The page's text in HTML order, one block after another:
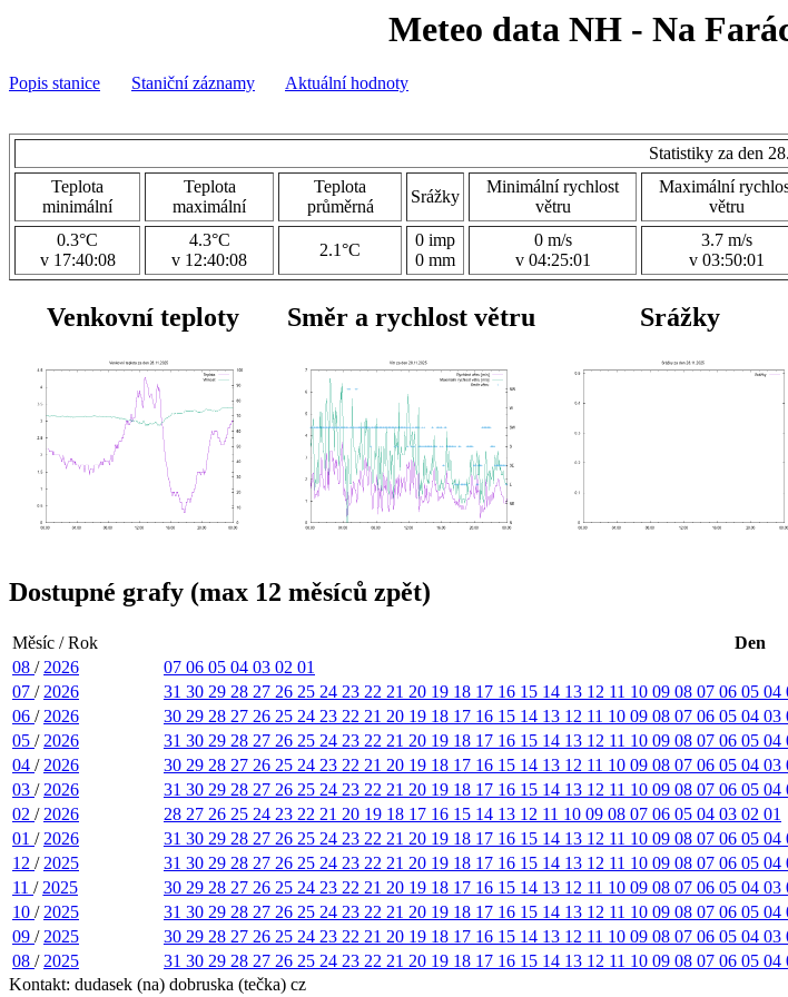
Meteo data NH - Na
Popis stanice Staniční záznamy Aktuální hodnoty
Statistiky za den
Teplota
minimální
Teplota
maximální
Teplota
průměrná
Srážky
Minimální rychlost
větru
Maximální
větru
0.3°C
v 17:40:08
4.3°C
v 12:40:08
2.1°C
0 imp
0 mm
0 m/s
v 04:25:01
3.7 m/s
v 03:50:01
Venkovní teploty Směr a rychlost větru Srážky
Dostupné grafy (max 12 měsíců zpět)
Měsíc / Rok
Den
08 / 2026 07 06 05 04 03 02 01
07 / 2026 31 30 29 28 27 26 25 24 23 22 21 20 19 18 17 16 15 14 13 12 11 10 09 08 07 06 05 04
06 / 2026 30 29 28 27 26 25 24 23 22 21 20 19 18 17 16 15 14 13 12 11 10 09 08 07 06 05 04 03
05 / 2026 31 30 29 28 27 26 25 24 23 22 21 20 19 18 17 16 15 14 13 12 11 10 09 08 07 06 05 04
04 / 2026 30 29 28 27 26 25 24 23 22 21 20 19 18 17 16 15 14 13 12 11 10 09 08 07 06 05 04 03
03 / 2026 31 30 29 28 27 26 25 24 23 22 21 20 19 18 17 16 15 14 13 12 11 10 09 08 07 06 05 04
02 / 2026 28 27 26 25 24 23 22 21 20 19 18 17 16 15 14 13 12 11 10 09 08 07 06 05 04 03 02 01
01 / 2026 31 30 29 28 27 26 25 24 23 22 21 20 19 18 17 16 15 14 13 12 11 10 09 08 07 06 05 04
12 / 2025 31 30 29 28 27 26 25 24 23 22 21 20 19 18 17 16 15 14 13 12 11 10 09 08 07 06 05 04
11 / 2025 30 29 28 27 26 25 24 23 22 21 20 19 18 17 16 15 14 13 12 11 10 09 08 07 06 05 04 03
10 / 2025 31 30 29 28 27 26 25 24 23 22 21 20 19 18 17 16 15 14 13 12 11 10 09 08 07 06 05 04
09 / 2025 30 29 28 27 26 25 24 23 22 21 20 19 18 17 16 15 14 13 12 11 10 09 08 07 06 05 04 03
08 / 2025 31 30 29 28 27 26 25 24 23 22 21 20 19 18 17 16 15 14 13 12 11 10 09 08 07 06 05 04
Kontakt: dudasek (na) dobruska (tečka) cz